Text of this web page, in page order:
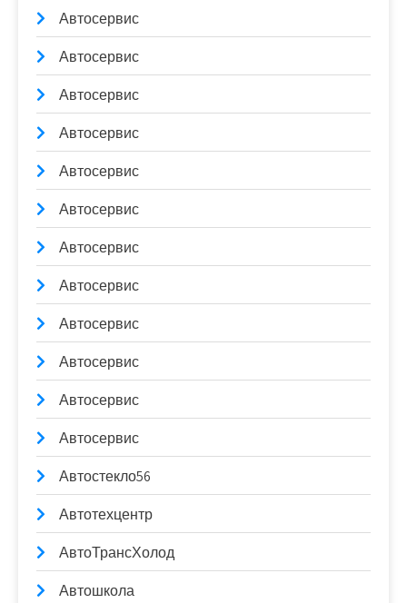
Автосервис
Автосервис
Автосервис
Автосервис
Автосервис
Автосервис
Автосервис
Автосервис
Автосервис
Автосервис
Автосервис
Автосервис
Автостекло56
Автотехцентр
АвтоТрансХолод
Автошкола